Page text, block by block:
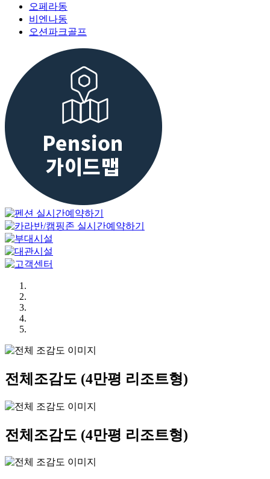
오페라동
비엔나동
오션파크골프
전체조감도 (4만평 리조트형)
전체조감도 (4만평 리조트형)